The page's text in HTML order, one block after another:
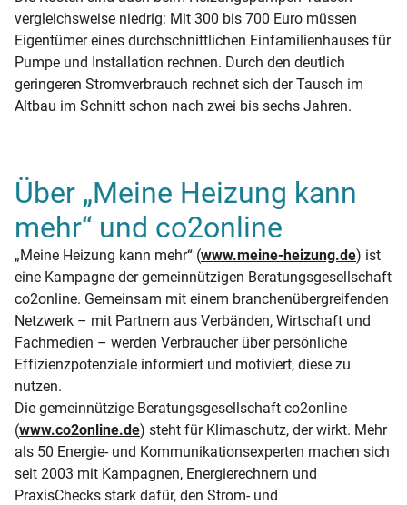
vergleichsweise niedrig: Mit 300 bis 700 Euro müssen
Eigentümer eines durchschnittlichen Einfamilienhauses für
Pumpe und Installation rechnen. Durch den deutlich
geringeren Stromverbrauch rechnet sich der Tausch im
Altbau im Schnitt schon nach zwei bis sechs Jahren.
Über „Meine Heizung kann
mehr“ und co2online
„Meine Heizung kann mehr“ (www.meine-heizung.de) ist
eine Kampagne der gemeinnützigen Beratungsgesellschaft
co2online. Gemeinsam mit einem branchenübergreifenden
Netzwerk – mit Partnern aus Verbänden, Wirtschaft und
Fachmedien – werden Verbraucher über persönliche
Effizienzpotenziale informiert und motiviert, diese zu
nutzen.
Die gemeinnützige Beratungsgesellschaft co2online
(www.co2online.de) steht für Klimaschutz, der wirkt. Mehr
als 50 Energie- und Kommunikationsexperten machen sich
seit 2003 mit Kampagnen, Energierechnern und
PraxisChecks stark dafür, den Strom- und